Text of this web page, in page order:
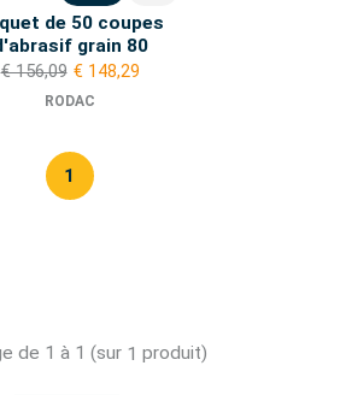
de 50 coupes
grain 80
€ 156,09 € 148,29
RODAC
1
de 1 à 1 (sur 1 produit)